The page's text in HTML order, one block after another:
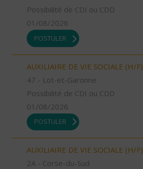
Possibilité de CDI ou CDD
01/08/2026
POSTULER
AUXILIAIRE DE VIE SOCIALE (H/F)
47 - Lot-et-Garonne
Possibilité de CDI ou CDD
01/08/2026
POSTULER
AUXILIAIRE DE VIE SOCIALE (H/F)
2A - Corse-du-Sud